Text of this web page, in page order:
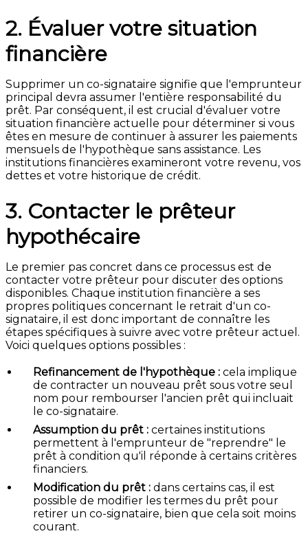
2. Évaluer votre situation
financière
Supprimer un co-signataire signifie que l'emprunteur
principal devra assumer l'entière responsabilité du
prêt. Par conséquent, il est crucial d'évaluer votre
situation financière actuelle pour déterminer si vous
êtes en mesure de continuer à assurer les paiements
mensuels de l'hypothèque sans assistance. Les
institutions financières examineront votre revenu, vos
dettes et votre historique de crédit.
3. Contacter le prêteur
hypothécaire
Le premier pas concret dans ce processus est de
contacter votre prêteur pour discuter des options
disponibles. Chaque institution financière a ses
propres politiques concernant le retrait d'un co-
signataire, il est donc important de connaître les
étapes spécifiques à suivre avec votre prêteur actuel.
Voici quelques options possibles :
Refinancement de l'hypothèque : cela implique
de contracter un nouveau prêt sous votre seul
nom pour rembourser l'ancien prêt qui incluait
le co-signataire.
Assumption du prêt : certaines institutions
permettent à l'emprunteur de "reprendre" le
prêt à condition qu'il réponde à certains critères
financiers.
Modification du prêt : dans certains cas, il est
possible de modifier les termes du prêt pour
retirer un co-signataire, bien que cela soit moins
courant.